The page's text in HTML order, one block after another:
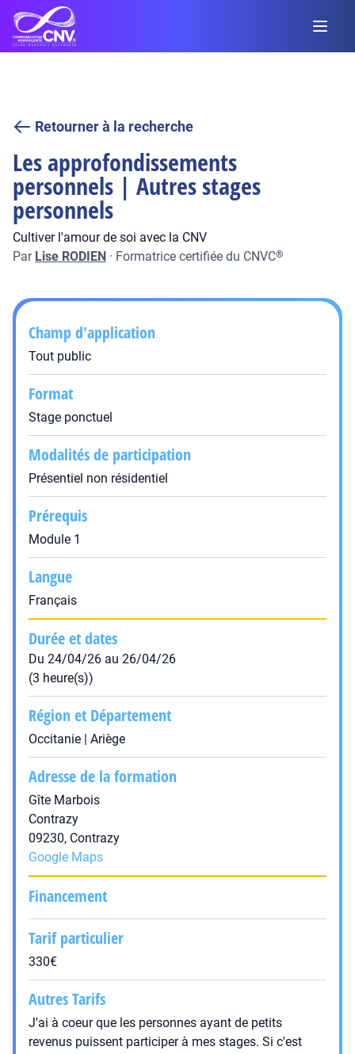
Retourner à la recherche
Les approfondissements
personnels | Autres stages
personnels
Cultiver l'amour de soi avec la CNV
Par Lise RODIEN · Formatrice certifiée du CNVC®
Champ d'application
Tout public
Format
Stage ponctuel
Modalités de participation
Présentiel non résidentiel
Prérequis
Module 1
Langue
Français
Durée et dates
Du 24/04/26 au 26/04/26
(3 heure(s))
Région et Département
Occitanie | Ariège
Adresse de la formation
Gîte Marbois
Contrazy
09230, Contrazy
Google Maps
Financement
Tarif particulier
330€
Autres Tarifs
J'ai à coeur que les personnes ayant de petits
revenus puissent participer à mes stages. Si c'est